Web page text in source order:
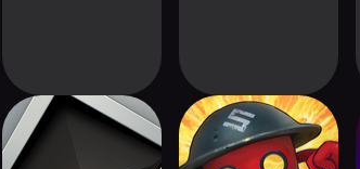
Ritual: Spellcasting
REDCON